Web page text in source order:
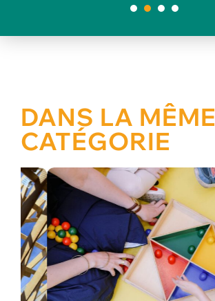
DANS LA MÊME
CATÉGORIE